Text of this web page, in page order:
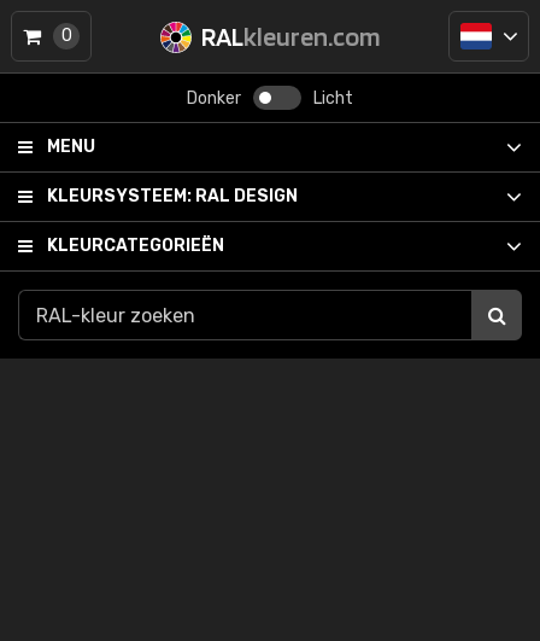
RALkleuren.com
Donker Licht
MENU
KLEURSYSTEEM: RAL DESIGN
KLEURCATEGORIEËN
0